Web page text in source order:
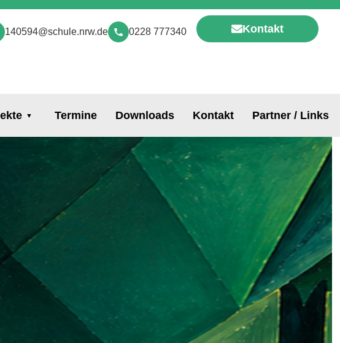
140594@schule.nrw.de 0228 777340 Kontakt
Termine Downloads Kontakt Partner / Links